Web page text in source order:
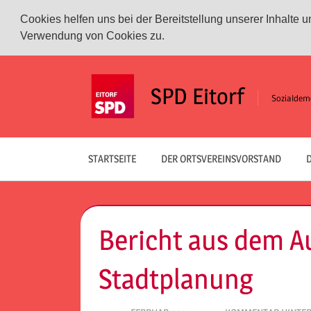
Cookies helfen uns bei der Bereitstellung unserer Inhalte
Verwendung von Cookies zu.
SPD Eitorf
STARTSEITE DER ORTSVEREINSVORSTAND
Bericht aus dem
Stadtplanung